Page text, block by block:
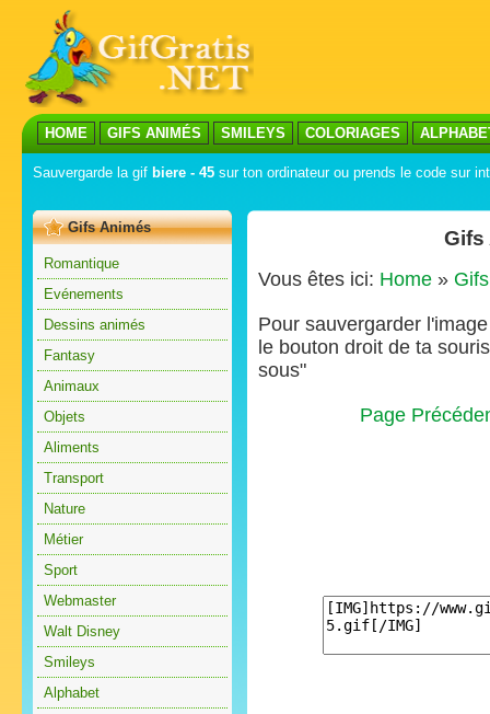
HOME GIFS ANIMÉS SMILEYS COLORIAGES
Sauvergarde la gif biere - 45 sur ton ordinateur ou prends le code sur
Gifs Animés
Romantique
Evénements
Dessins animés
Fantasy
Animaux
Objets
Aliments
Transport
Nature
Métier
Sport
Webmaster
Walt Disney
Smileys
Alphabet
Gifs
Vous êtes ici: Home »
Pour sauvergarder
le bouton droit de ta
sous"
Page